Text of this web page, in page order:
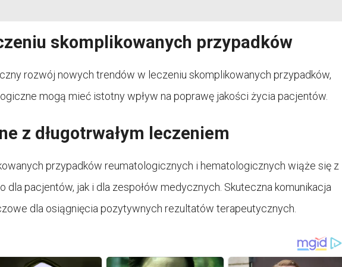
skomplikowanych przypadków
rozwój nowych trendów w leczeniu skomplikowanych przypadków,
mogą mieć istotny wpływ na poprawę jakości życia pacjentów.
z długotrwałym leczeniem
przypadków reumatologicznych i hematologicznych wiąże się z
dla pacjentów, jak i dla zespołów medycznych. Skuteczna komunikacja
dla osiągnięcia pozytywnych rezultatów terapeutycznych.